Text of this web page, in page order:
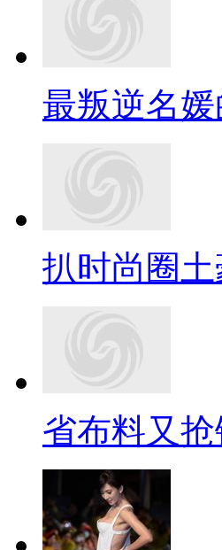
最叛逆名
扒时尚圈
省布料又